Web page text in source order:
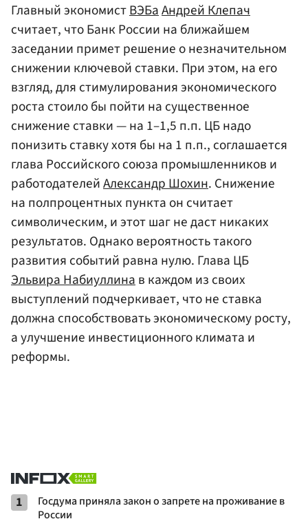
Главный экономистВЭБаАндрей Клепач
считает, что Банк России на ближайшем
заседании примет решение о незначительном
снижении ключевой ставки. При этом, на его
взгляд, для стимулирования экономического
роста стоило бы пойти на существенное
снижение ставки — на 1–1,5 п.п. ЦБ надо
понизить ставку хотя бы на 1 п.п., соглашается
глава Российского союза промышленников и
работодателейАлександр Шохин. Снижение
на полпроцентных пункта он считает
символическим, и этот шаг не даст никаких
результатов. Однако вероятность такого
развития событий равна нулю. Глава ЦБ
Эльвира Набиуллинав каждом из своих
выступлений подчеркивает, что не ставка
должна способствовать экономическому росту,
а улучшение инвестиционного климата и
реформы.
1
Госдума приняла закон о запрете на проживание в
России